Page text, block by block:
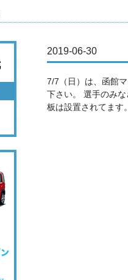
2019-06-30
7/7（日）は、函館
下さい。 選手のみ
板は設置されてます